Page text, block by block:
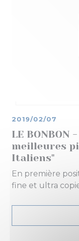
LE BONBON
meilleures
Italiens"
2019/02/07
En première
fine et ultra